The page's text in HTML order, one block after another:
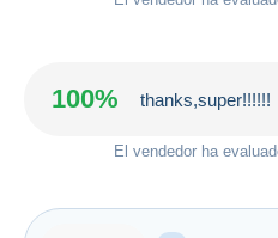
100% thanks,super!!!!!!
El vendedor ha